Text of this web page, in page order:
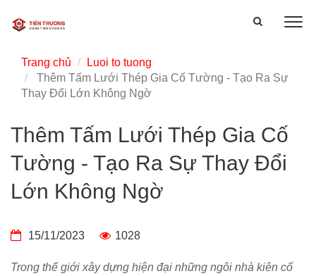
Thêm Tấm Lưới Thép Gia Cố
Tường - Tạo Ra Sự Thay Đổi
Lớn Không Ngờ
15/11/2023 1028
Trong thế giới xây dựng hiện đại những ngôi nhà kiên cố
Trang chủ
Luoi to tuong
Thêm Tấm Lưới Thép Gia Cố Tường - Tạo Ra Sự
Thay Đổi Lớn Không Ngờ